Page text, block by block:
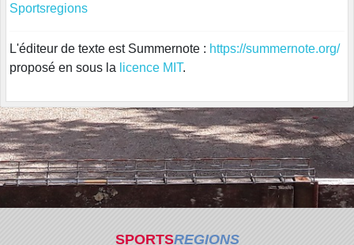
Sportsregions
L'éditeur de texte est Summernote : https://summernote.org/
proposé en sous la licence MIT.
SPORTSREGIONS